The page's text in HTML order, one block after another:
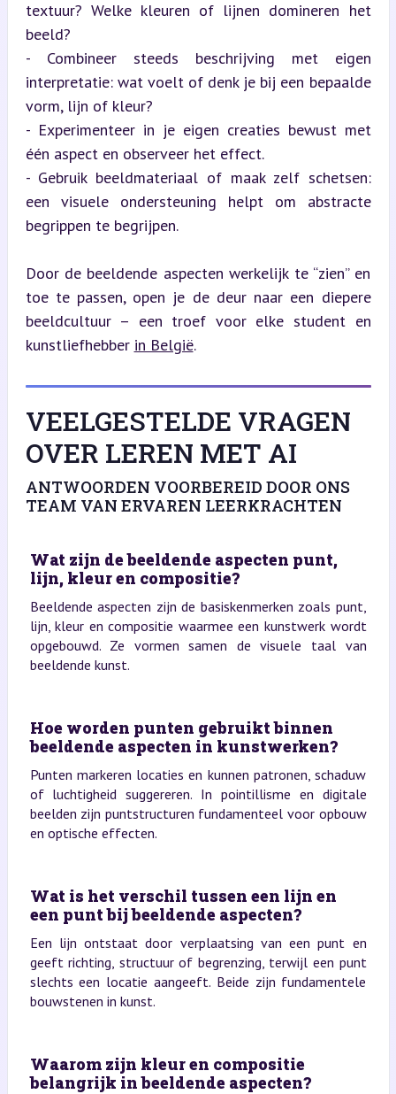
textuur? Welke kleuren of lijnen domineren het
beeld?
- Combineer steeds beschrijving met eigen
interpretatie: wat voelt of denk je bij een bepaalde
vorm, lijn of kleur?
- Experimenteer in je eigen creaties bewust met
één aspect en observeer het effect.
- Gebruik beeldmateriaal of maak zelf schetsen:
een visuele ondersteuning helpt om abstracte
begrippen te begrijpen.
Door de beeldende aspecten werkelijk te “zien” en
toe te passen, open je de deur naar een diepere
beeldcultuur – een troef voor elke student en
kunstliefhebber in België.
VEELGESTELDE VRAGEN
OVER LEREN MET AI
ANTWOORDEN VOORBEREID DOOR ONS
TEAM VAN ERVAREN LEERKRACHTEN
Wat zijn de beeldende aspecten punt,
lijn, kleur en compositie?
Beeldende aspecten zijn de basiskenmerken zoals punt,
lijn, kleur en compositie waarmee een kunstwerk wordt
opgebouwd. Ze vormen samen de visuele taal van
beeldende kunst.
Hoe worden punten gebruikt binnen
beeldende aspecten in kunstwerken?
Punten markeren locaties en kunnen patronen, schaduw
of luchtigheid suggereren. In pointillisme en digitale
beelden zijn puntstructuren fundamenteel voor opbouw
en optische effecten.
Wat is het verschil tussen een lijn en
een punt bij beeldende aspecten?
Een lijn ontstaat door verplaatsing van een punt en
geeft richting, structuur of begrenzing, terwijl een punt
slechts een locatie aangeeft. Beide zijn fundamentele
bouwstenen in kunst.
Waarom zijn kleur en compositie
belangrijk in beeldende aspecten?